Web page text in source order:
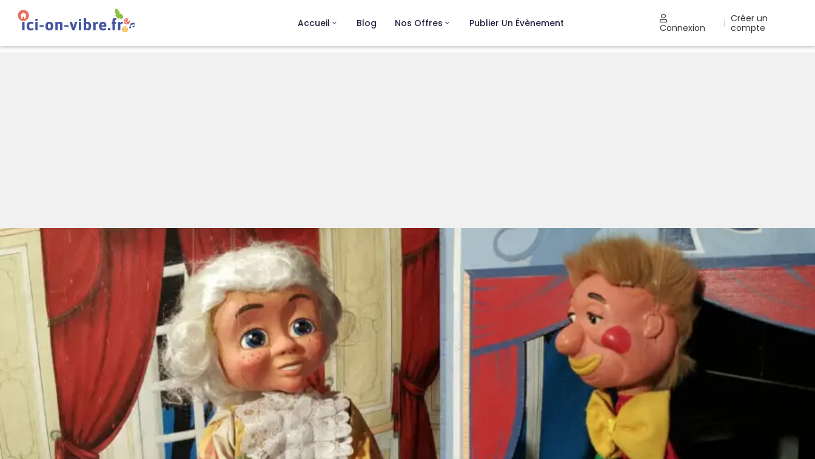
Accueil Blog Nos Offres Publier Un Évènement Connexion
Créer un
compte